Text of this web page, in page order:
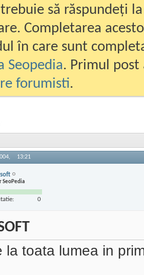
să răspundeți
Completarea
în care sunt
Seopedia. Primul
forumisti.
13:21
SeoPedia
0
la toata lumea in